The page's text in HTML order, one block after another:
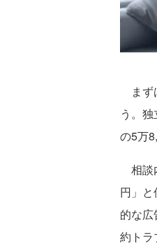
まず
う。
の5万
相談
円」
的な
約トラ